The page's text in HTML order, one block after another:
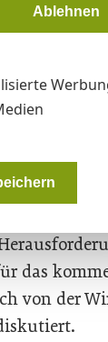
Ablehnen
Mittelpunkt
in
im
das
von der